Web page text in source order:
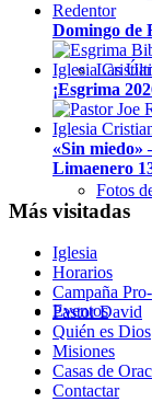
Las
Fotos
Eventos
Domingo de
¡Esgrima
«Sin miedo»
Limaenero
Más visitadas
Iglesia
Horarios
Campaña
Pastor David
Quién es Dios
Misiones
Casas de
Contactar